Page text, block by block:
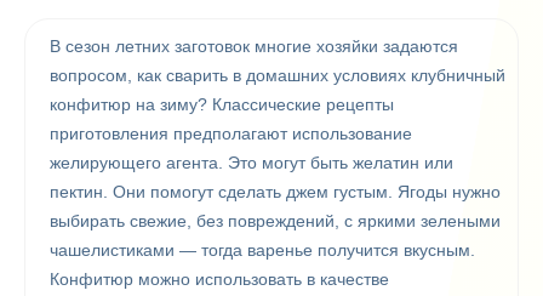
В сезон летних заготовок многие хозяйки задаются
вопросом, как сварить в домашних условиях клубничный
конфитюр на зиму? Классические рецепты
приготовления предполагают использование
желирующего агента. Это могут быть желатин или
пектин. Они помогут сделать джем густым. Ягоды нужно
выбирать свежие, без повреждений, с яркими зелеными
чашелистиками — тогда варенье получится вкусным.
Конфитюр можно использовать в качестве